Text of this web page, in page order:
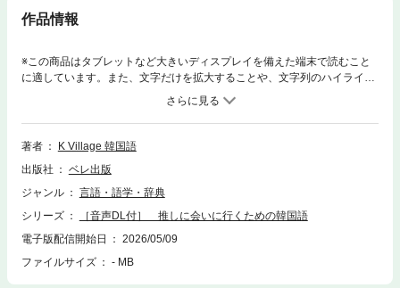
作品情報
※この商品はタブレットなど大きいディスプレイを備えた端末で読むこと
に適しています。また、文字だけを拡大することや、文字列のハイライ
ト、検索、辞書の参照、引用などの機能が使用できません。生徒数日本最
大級の韓国語教室〈K Village〉が贈る“本当に使える”推し活韓国語！1万7
000人の生徒を教える、韓国語にもK-POPにもプロフェッショナルである
講師陣がリアルで即使える推し活フレーズを厳選。ライブ・ファンミ・ペ
しに気持ちを伝えられる！」「推しの言葉がわかる！」そんな幸せな瞬間
を叶える、推し活を120％楽しめる一冊です。
著者
K Village 韓国語
出版社
ベレ出版
ジャンル
言語・語学・辞典
シリーズ
［音声DL付］ 推しに会いに行くための韓国語
電子版配信開始日
2026/05/09
ファイルサイズ
- MB